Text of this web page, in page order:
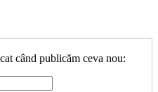
când publicăm ceva nou: